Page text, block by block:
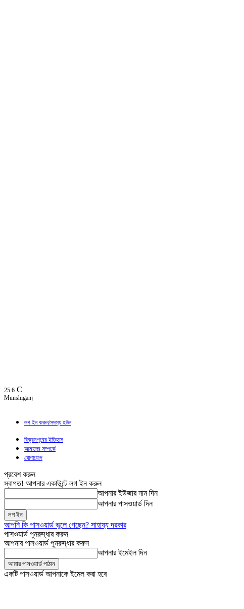
25.6 C
Munshiganj
লগ ইন করুন/সদস্য হউন
বিক্রমপুরের ইতিহাস
আমাদের সম্পর্কে
যোগাযোগ
প্রবেশ করুন
স্বাগত! আপনার একাউন্টে লগ ইন করুন
আপনার ইউজার নাম দিন
আপনার পাসওয়ার্ড দিন
আপনি কি পাসওয়ার্ড ভুলে গেছেন? সাহায্য দরকার
পাসওয়ার্ড পুনরুদ্ধার করুন
আপনার পাসওয়ার্ড পুনরুদ্ধার করুন
আপনার ইমেইল দিন
একটি পাসওয়ার্ড আপনাকে ইমেল করা হবে